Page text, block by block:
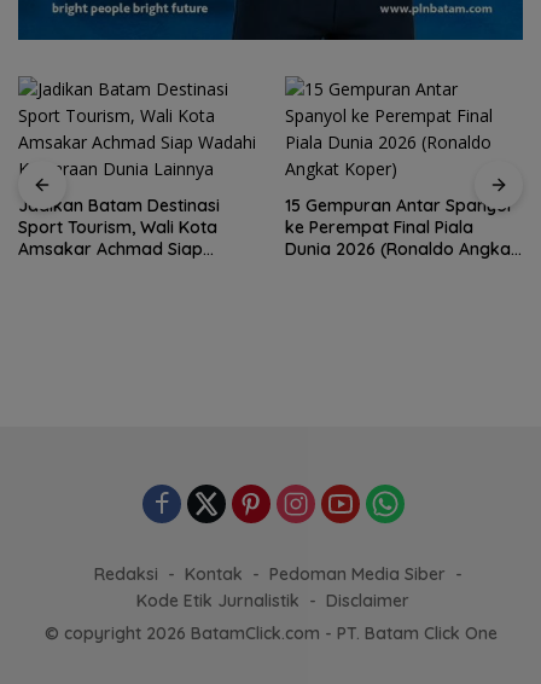
15 Gempuran Antar Spanyol
ke Perempat Final Piala
Dunia 2026 (Ronaldo Angkat
Brazil Vs Jepang 2-1
Melangkah Samba ke 16
Besar dan Gugurnya Bunga
Redaksi Kontak
Pedoman Media Siber
Kode Etik Jurnalistik
Disclaimer
© copyright 2026 BatamClick.com - PT. Batam Click One